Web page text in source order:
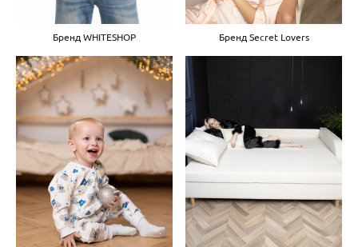
Бренд WHITESHOP Бренд Secret Lovers